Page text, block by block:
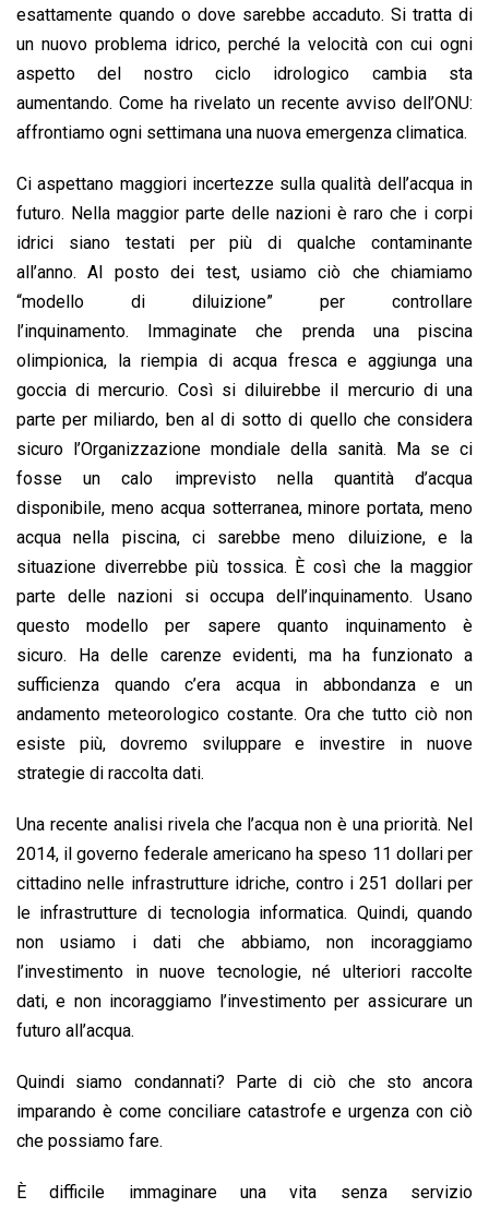
esattamente quando o dove sarebbe accaduto. Si tratta di
un nuovo problema idrico, perché la velocità con cui ogni
aspetto del nostro ciclo idrologico cambia sta
aumentando. Come ha rivelato un recente avviso dell’ONU:
affrontiamo ogni settimana una nuova emergenza climatica.
Ci aspettano maggiori incertezze sulla qualità dell’acqua in
futuro. Nella maggior parte delle nazioni è raro che i corpi
idrici siano testati per più di qualche contaminante
all’anno. Al posto dei test, usiamo ciò che chiamiamo
“modello di diluizione” per controllare
l’inquinamento. Immaginate che prenda una piscina
olimpionica, la riempia di acqua fresca e aggiunga una
goccia di mercurio. Così si diluirebbe il mercurio di una
parte per miliardo, ben al di sotto di quello che considera
sicuro l’Organizzazione mondiale della sanità. Ma se ci
fosse un calo imprevisto nella quantità d’acqua
disponibile, meno acqua sotterranea, minore portata, meno
acqua nella piscina, ci sarebbe meno diluizione, e la
situazione diverrebbe più tossica. È così che la maggior
parte delle nazioni si occupa dell’inquinamento. Usano
questo modello per sapere quanto inquinamento è
sicuro. Ha delle carenze evidenti, ma ha funzionato a
sufficienza quando c’era acqua in abbondanza e un
andamento meteorologico costante. Ora che tutto ciò non
esiste più, dovremo sviluppare e investire in nuove
strategie di raccolta dati.
Una recente analisi rivela che l’acqua non è una priorità. Nel
2014, il governo federale americano ha speso 11 dollari per
cittadino nelle infrastrutture idriche, contro i 251 dollari per
le infrastrutture di tecnologia informatica. Quindi, quando
non usiamo i dati che abbiamo, non incoraggiamo
l’investimento in nuove tecnologie, né ulteriori raccolte
dati, e non incoraggiamo l’investimento per assicurare un
futuro all’acqua.
Quindi siamo condannati? Parte di ciò che sto ancora
imparando è come conciliare catastrofe e urgenza con ciò
che possiamo fare.
È difficile immaginare una vita senza servizio